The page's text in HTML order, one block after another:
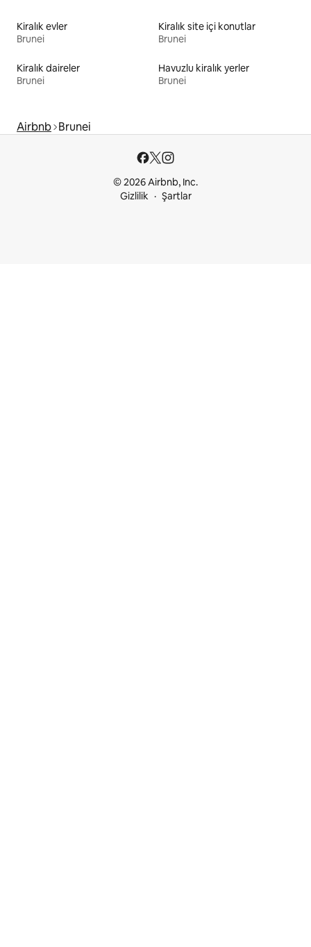
Kiralık evler
Brunei
Kiralık site içi konutlar
Brunei
Kiralık daireler
Brunei
Havuzlu kiralık yerler
Brunei
Airbnb Brunei
© 2026 Airbnb, Inc.
Gizlilik
Şartlar